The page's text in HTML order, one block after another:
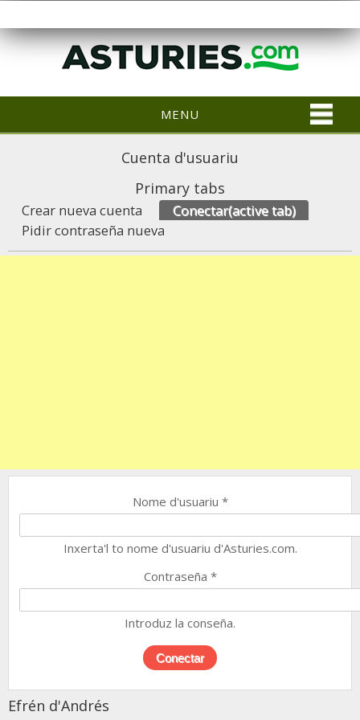
MENU
Cuenta d'usuariu
Primary tabs
Crear nueva cuenta Conectar(active tab)
Pidir contraseña nueva
Nome d'usuariu *
Inxerta'l to nome d'usuariu d'Asturies.com.
Contraseña *
Introduz la conseña.
Efrén d'Andrés